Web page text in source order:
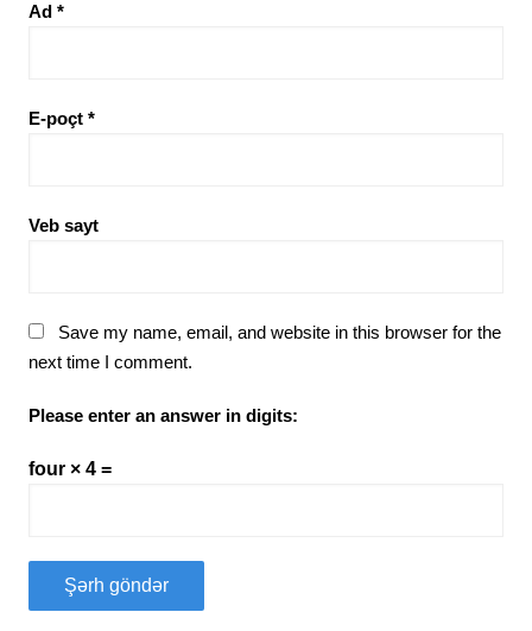
Ad *
E-poçt *
Veb sayt
Save my name, email, and website in this browser for the
next time I comment.
Please enter an answer in digits:
four × 4 =